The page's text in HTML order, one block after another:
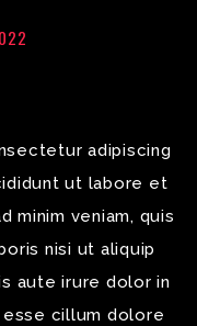
adipiscing
ut labore et
minim veniam, quis
nisi ut aliquip
aute irure dolor in
cillum dolore